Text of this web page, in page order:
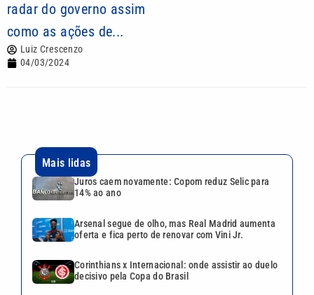
radar do governo assim
como as ações de...
Luiz Crescenzo
04/03/2024
Mais lidas
Juros caem novamente: Copom reduz Selic para
14% ao ano
Arsenal segue de olho, mas Real Madrid aumenta
oferta e fica perto de renovar com Vini Jr.
Corinthians x Internacional: onde assistir ao duelo
decisivo pela Copa do Brasil